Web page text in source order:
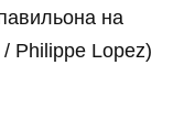
на
Philippe Lopez)